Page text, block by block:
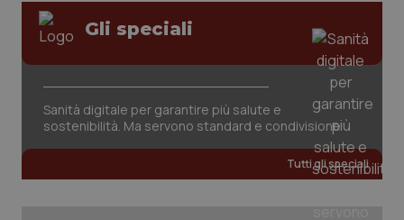
Gli speciali
Sanità digitale per garantire più salute e
sostenibilità. Ma servono standard e condivisione
Tutti gli speciali
tracking-enable
tracking-sites-ironfish-
session-id
www.quotidianosanita.it